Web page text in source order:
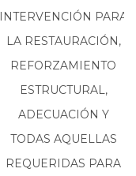
INTERVENCIÓN PARA
LA RESTAURACIÓN,
REFORZAMIENTO
ESTRUCTURAL,
ADECUACIÓN Y
TODAS AQUELLAS
REQUERIDAS PARA